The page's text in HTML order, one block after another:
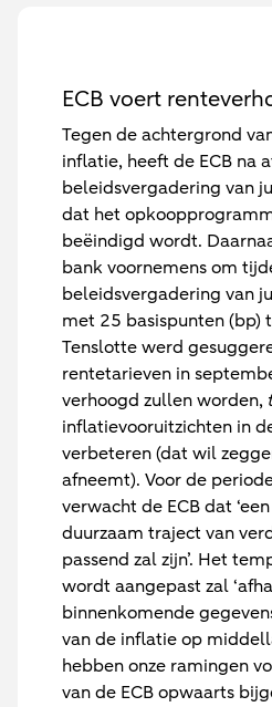
ECB voert
Tegen de achtergrond
inflatie, heeft de ECB na
beleidsvergadering van
dat het
beëindigd wordt.
bank voornemens om
beleidsvergadering van
met 25 basispunten (bp)
Tenslotte werd
rentetarieven in
verhoogd zullen worden,
inflatievooruitzichten in
verbeteren (dat wil
afneemt). Voor de
verwacht de ECB dat
duurzaam traject van
passend zal zijn’. Het
wordt aangepast zal
binnenkomende
van de inflatie op
hebben onze ramingen
van de ECB opwaarts